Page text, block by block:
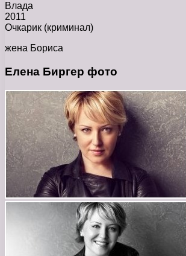
Влада
2011
Очкарик (криминал)
жена Бориса
Елена Биргер фото